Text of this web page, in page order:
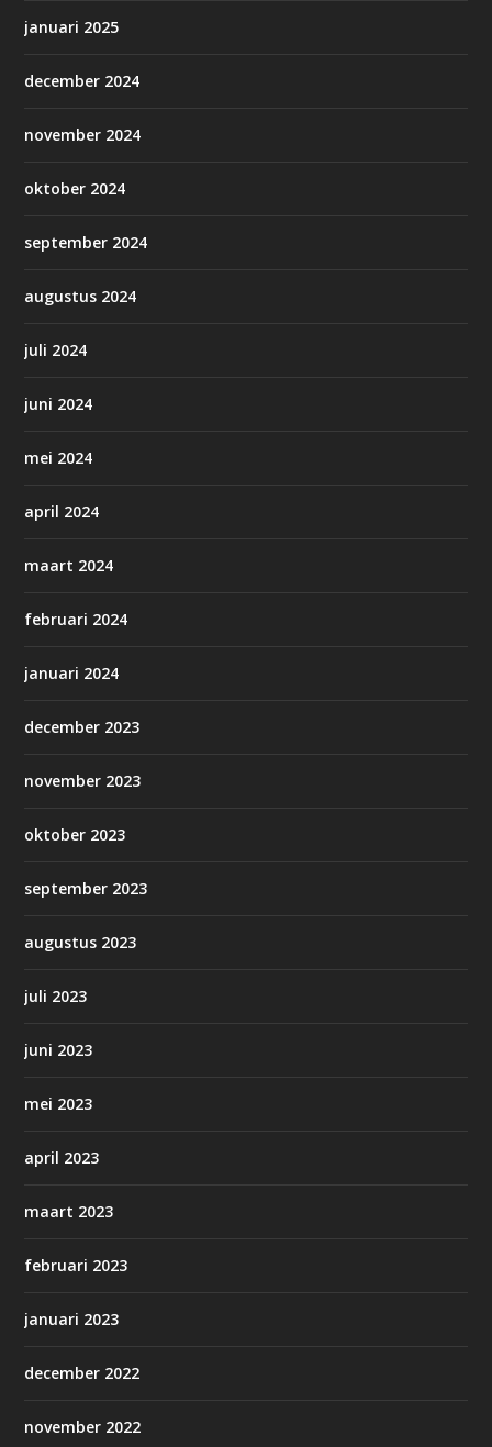
januari 2025
december 2024
november 2024
oktober 2024
september 2024
augustus 2024
juli 2024
juni 2024
mei 2024
april 2024
maart 2024
februari 2024
januari 2024
december 2023
november 2023
oktober 2023
september 2023
augustus 2023
juli 2023
juni 2023
mei 2023
april 2023
maart 2023
februari 2023
januari 2023
december 2022
november 2022